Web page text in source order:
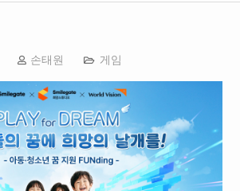
손태원 게임